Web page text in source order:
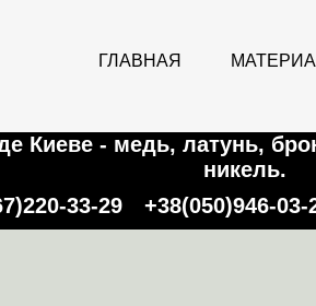
ГЛАВНАЯ
Киеве - медь, латунь,
никель.
33-29
+38(050)946-03-